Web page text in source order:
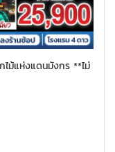
ม้แห่งแดนมังกร **ไม่